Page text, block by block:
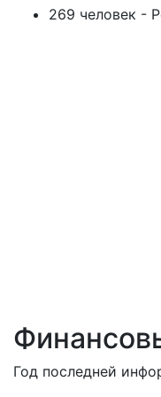
269 человек -
Год последней